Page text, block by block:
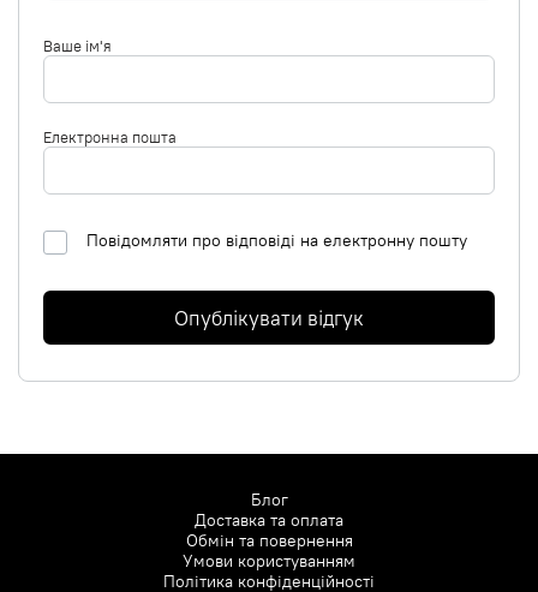
Ваше ім'я
Електронна пошта
Повідомляти про відповіді на електронну пошту
Опублікувати відгук
Блог
Доставка та оплата
Обмін та повернення
Умови користуванням
Політика конфіденційності